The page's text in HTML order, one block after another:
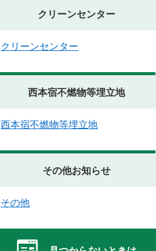
クリーンセンター
クリーンセンター
西本宿不燃物等埋立地
西本宿不燃物等埋立地
その他お知らせ
その他